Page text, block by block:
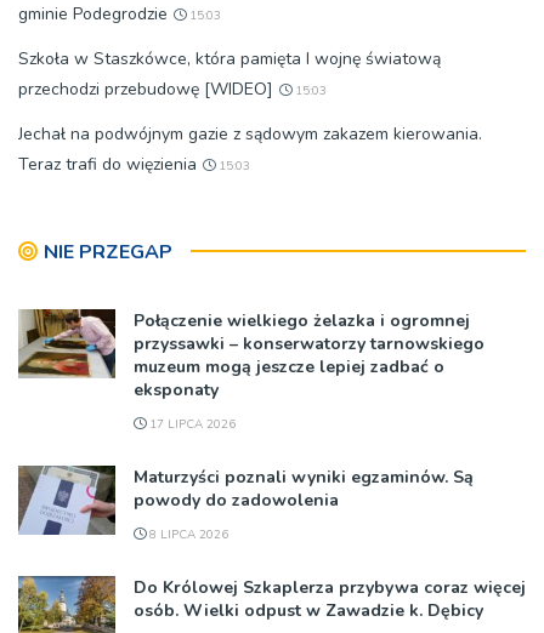
gminie Podegrodzie
15:03
Szkoła w Staszkówce, która pamięta I wojnę światową
przechodzi przebudowę [WIDEO]
15:03
Jechał na podwójnym gazie z sądowym zakazem kierowania.
Teraz trafi do więzienia
15:03
NIE PRZEGAP
Połączenie wielkiego żelazka i ogromnej
przyssawki – konserwatorzy tarnowskiego
muzeum mogą jeszcze lepiej zadbać o
eksponaty
17 LIPCA 2026
Maturzyści poznali wyniki egzaminów. Są
powody do zadowolenia
8 LIPCA 2026
Do Królowej Szkaplerza przybywa coraz więcej
osób. Wielki odpust w Zawadzie k. Dębicy